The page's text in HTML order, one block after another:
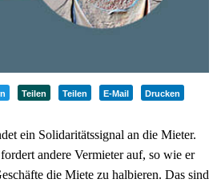
Teilen Teilen E-Mail Drucken
ein Solidaritätssignal an die Mieter.
andere Vermieter auf, so wie er
die Miete zu halbieren. Das sind